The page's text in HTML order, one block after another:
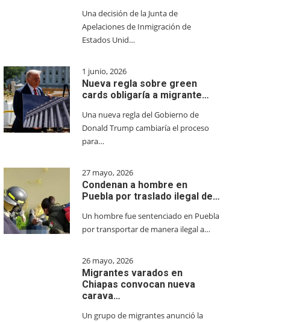
Una decisión de la Junta de
Apelaciones de Inmigración de
Estados Unid…
1 junio, 2026
Nueva regla sobre green
cards obligaría a migrante…
Una nueva regla del Gobierno de
Donald Trump cambiaría el proceso
para…
27 mayo, 2026
Condenan a hombre en
Puebla por traslado ilegal de…
Un hombre fue sentenciado en Puebla
por transportar de manera ilegal a…
26 mayo, 2026
Migrantes varados en
Chiapas convocan nueva
carava…
Un grupo de migrantes anunció la